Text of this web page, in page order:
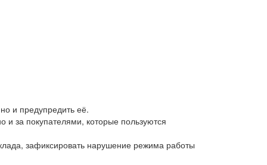
и предупредить её.
за покупателями, которые пользуются
зафиксировать нарушение режима работы